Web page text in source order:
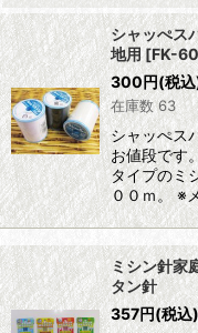
シャッぺ
地用[FK-
300円(税
在庫数 63
シャッぺス
お値段です
タイプのミ
００ｍ。 ※
ミシン針家
タン針
357円(税込)